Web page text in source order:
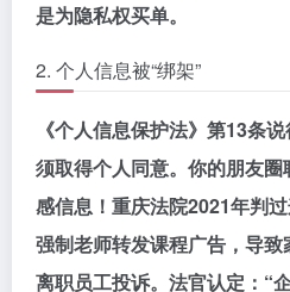
是为隐私权买单。
2. 个人信息被“绑架”
《个人信息保护法》第13条
须取得个人同意。你的朋友
感信息！重庆法院2021年判过
强制老师转发课程广告 ，导
离职员工投诉。法官认定：“